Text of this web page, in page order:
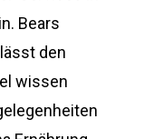
Bears
den
wissen